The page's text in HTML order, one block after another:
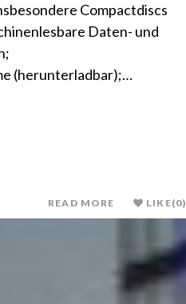
Compactdiscs
Daten- und
(herunterladbar);…
READ MORE LIKE(0)